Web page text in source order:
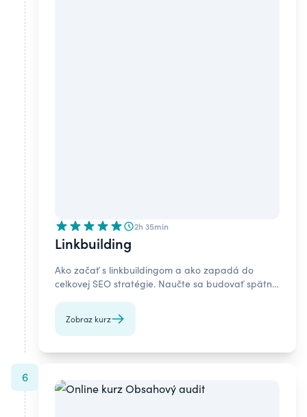
2h 35min
Linkbuilding
Ako začať s linkbuildingom a ako zapadá do
celkovej SEO stratégie. Naučte sa budovať spätné
Zobraz kurz
6